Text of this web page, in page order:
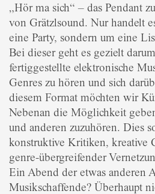
„Hör ma sich“ – das Pendant
von Grätzlsound. Nur handelt
eine Party, sondern um eine
Bei dieser geht es gezielt
fertiggestellte elektronische
Genres zu hören und sich
diesem Format möchten wir
Nebenan die Möglichkeit
und anderen zuzuhören. Dies
konstruktive Kritiken, kreative
genre-übergreifender
Ein Abend der etwas anderen
Musikschaffende? Überhaupt